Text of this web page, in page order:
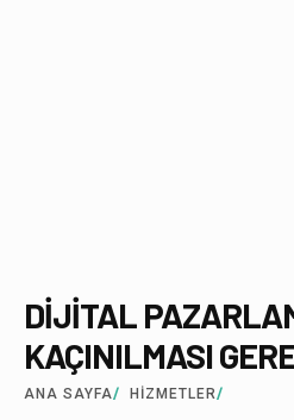
DIJITAL
KAÇINILMASI
ANA SAYFA/ HIZMETLER/